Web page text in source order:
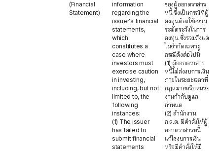
(Financial
Statement)
information
regarding the
issuer's financial
statements,
which
constitutes a
case where
investors must
exercise caution
in investing,
including, but not
limited to, the
following
instances:
(1) The issuer
has failed to
submit financial
statements
ของผู้ออกตราสาร
หนี้ ซึ่งเป็นกรณีที่ผู้
ลงทุนต้องใช้ความ
ระมัดระวังในการ
ลงทุน ซึ่งรวมถึงแต่
ไม่จำกัดเฉพาะ
กรณีดังต่อไปนี้
(1) ผู้ออกตราสาร
หนี้ไม่ส่งงบการเงิน
ภายในระยะเวลาที่
กฎหมายหรือหน่วย
งานกำกับดูแล
กำหนด
(2) สำนักงาน
ก.ล.ต. มีคำสั่งให้ผู้
ออกตราสารหนี้
แก้ไขงบการเงิน
หรือมีคำสั่งให้มี